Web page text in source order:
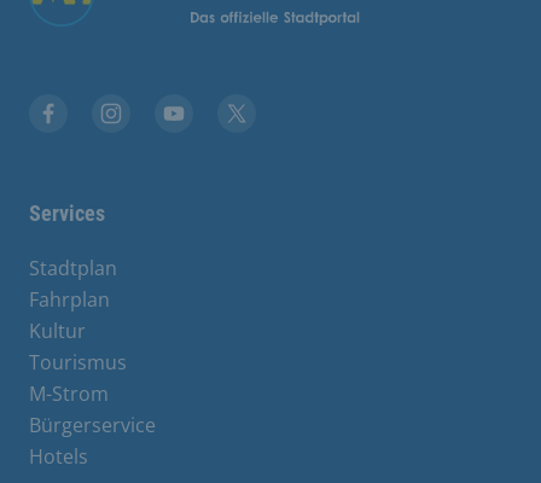
Services
Stadtplan
Fahrplan
Kultur
Tourismus
M-Strom
Bürgerservice
Hotels